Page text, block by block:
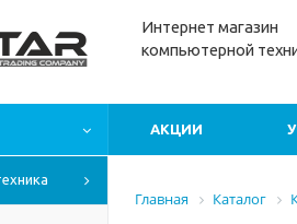
Интернет магазин
компьютерной
АКЦИИ
Главная Каталог